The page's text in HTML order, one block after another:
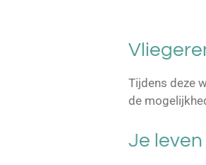
Tijdens deze
de
Je